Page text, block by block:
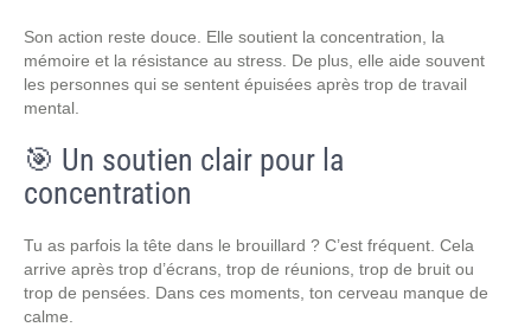
Son action reste douce. Elle soutient la concentration, la
mémoire et la résistance au stress. De plus, elle aide souvent
les personnes qui se sentent épuisées après trop de travail
mental.
🎯 Un soutien clair pour la
concentration
Tu as parfois la tête dans le brouillard ? C’est fréquent. Cela
arrive après trop d’écrans, trop de réunions, trop de bruit ou
trop de pensées. Dans ces moments, ton cerveau manque de
calme.